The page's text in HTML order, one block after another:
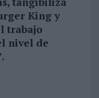
King y
trabajo
nivel de